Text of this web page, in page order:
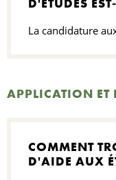
D'ÉTUDES
La candidature
APPLICATION ET
COMMENT
D'AIDE AUX